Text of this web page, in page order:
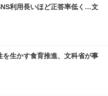
利用長いほど正答率低く…文
を生かす食育推進、文科省が事